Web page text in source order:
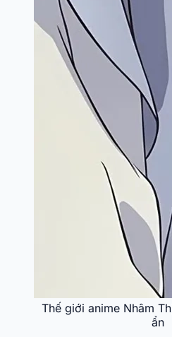
Thế giới anime Nhâm
ẩn